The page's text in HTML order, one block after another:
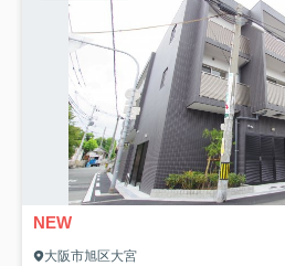
NEW
大阪市旭区大宮